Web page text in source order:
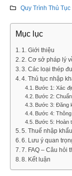
Quy Trình Thủ Tục
Mục lục
1. Giới thiệu
2. Cơ sở pháp lý
3. Các loại thép
4. Thủ tục nhập
Bước 1: Xác
Bước 2:
Bước 3: Đăng
Bước 4:
Bước 5: Hoàn
5. Thuế nhập
6. Lưu ý quan
7. FAQ – Câu hỏi
8. Kết luận